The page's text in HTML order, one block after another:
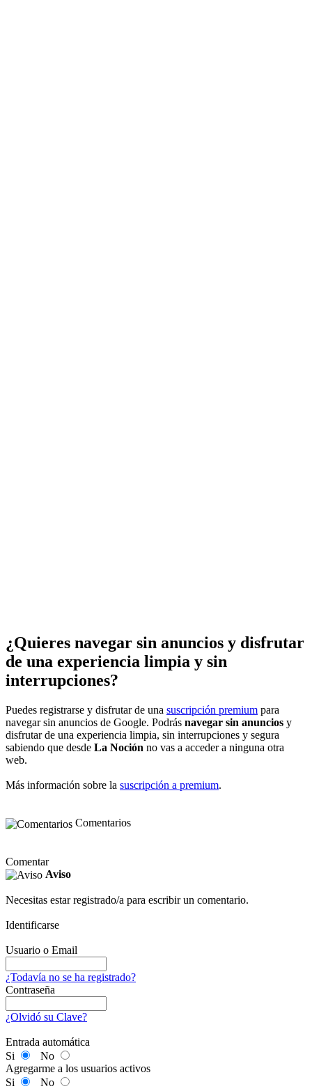
¿Quieres navegar sin anuncios y disfrutar
de una experiencia limpia y sin
interrupciones?
Puedes registrarse y disfrutar de una suscripción premium para
navegar sin anuncios de Google. Podrás navegar sin anuncios y
disfrutar de una experiencia limpia, sin interrupciones y segura
sabiendo que desde La Noción no vas a acceder a ninguna otra
web.
Más información sobre la suscripción a premium.
Comentarios
Comentar
Aviso
Necesitas estar registrado/a para escribir un comentario.
Identificarse
Usuario o Email
¿Todavía no se ha registrado?
Contraseña
¿Olvidó su Clave?
Entrada automática
Si
No
Agregarme a los usuarios activos
Si
No